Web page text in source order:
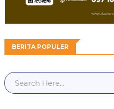
BERITA POPULER